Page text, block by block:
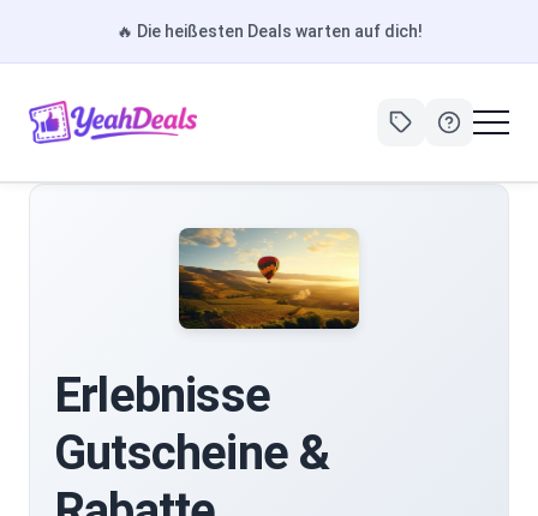
🔥 Die heißesten Deals warten auf dich!
Erlebnisse
Gutscheine &